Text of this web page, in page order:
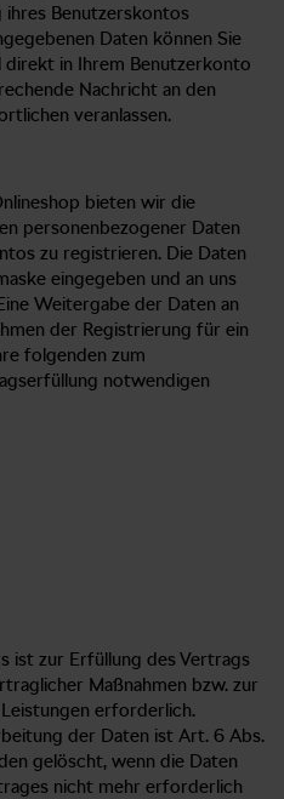
Benutzerskontos
Daten können Sie
direkt in Ihrem Benutzerkonto
Nachricht an den
veranlassen.
bieten wir die
personenbezogener Daten
zu registrieren. Die Daten
eingegeben und an uns
Weitergabe der Daten an
der Registrierung für ein
folgenden zum
notwendigen
ist zur Erfüllung des Vertrags
Maßnahmen bzw. zur
erforderlich.
der Daten ist Art. 6 Abs.
gelöscht, wenn die Daten
nicht mehr erforderlich